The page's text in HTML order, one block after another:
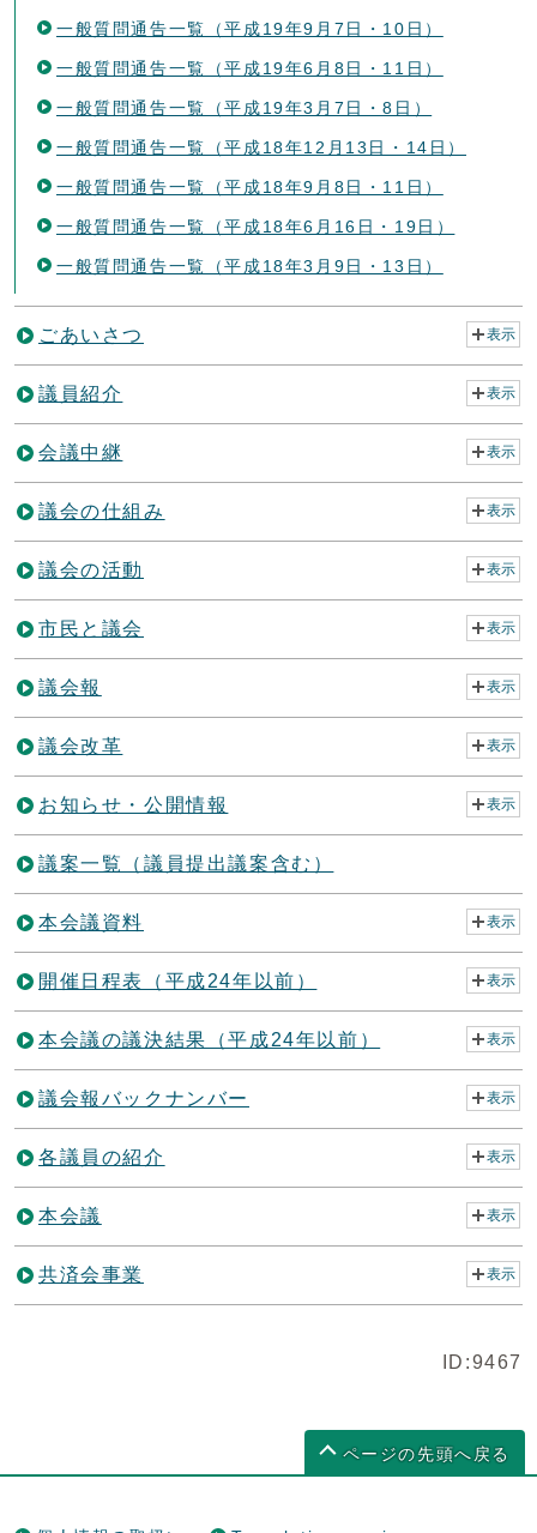
一般質問通告一覧（平成19年9月7日・10日）
一般質問通告一覧（平成19年6月8日・11日）
一般質問通告一覧（平成19年3月7日・8日）
一般質問通告一覧（平成18年12月13日・14日）
一般質問通告一覧（平成18年9月8日・11日）
一般質問通告一覧（平成18年6月16日・19日）
一般質問通告一覧（平成18年3月9日・13日）
ごあいさつ 表示
議員紹介 表示
会議中継 表示
議会の仕組み 表示
議会の活動 表示
市民と議会 表示
議会報 表示
議会改革 表示
お知らせ・公開情報 表示
議案一覧（議員提出議案含む）
本会議資料 表示
開催日程表（平成24年以前） 表示
本会議の議決結果（平成24年以前） 表示
議会報バックナンバー 表示
各議員の紹介 表示
本会議 表示
共済会事業 表示
ID:9467
ページの先頭へ戻る